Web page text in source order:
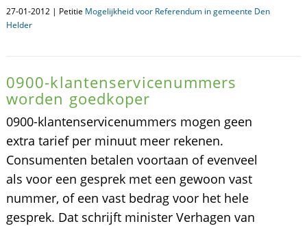
27-01-2012 | Petitie Mogelijkheid voor Referendum in gemeente Den
Helder
0900-klantenservicenummers
worden goedkoper
0900-klantenservicenummers mogen geen
extra tarief per minuut meer rekenen.
Consumenten betalen voortaan of evenveel
als voor een gesprek met een gewoon vast
nummer, of een vast bedrag voor het hele
gesprek. Dat schrijft minister Verhagen van